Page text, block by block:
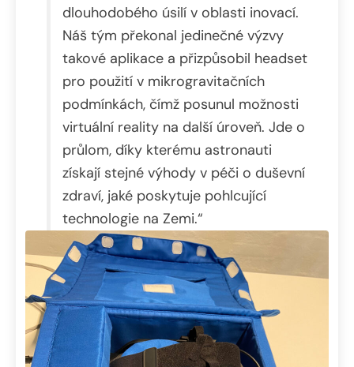
dlouhodobého úsilí v oblasti inovací.
Náš tým překonal jedinečné výzvy
takové aplikace a přizpůsobil headset
pro použití v mikrogravitačních
podmínkách, čímž posunul možnosti
virtuální reality na další úroveň. Jde o
průlom, díky kterému astronauti
získají stejné výhody v péči o duševní
zdraví, jaké poskytuje pohlcující
technologie na Zemi.“